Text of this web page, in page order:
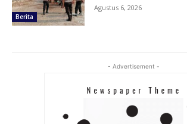
Berita
Agustus 6, 2026
- Advertisement -